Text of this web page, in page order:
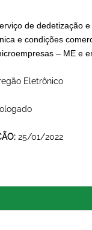
de dedetização
e condições
– ME e
Eletrônico
25/01/2022